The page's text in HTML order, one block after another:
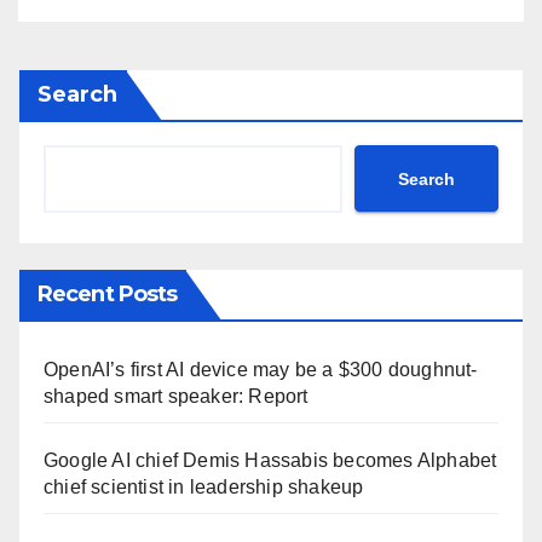
Search
Search
Recent Posts
OpenAI’s first AI device may be a $300 doughnut-
shaped smart speaker: Report
Google AI chief Demis Hassabis becomes Alphabet
chief scientist in leadership shakeup